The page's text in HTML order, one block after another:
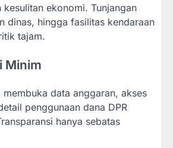
kesulitan ekonomi. Tunjangan
dinas, hingga fasilitas kendaraan
tajam.
Minim
data anggaran, akses
penggunaan dana DPR
hanya sebatas